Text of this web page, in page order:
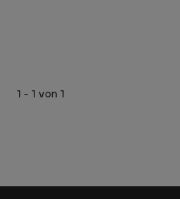
1 - 1 von 1